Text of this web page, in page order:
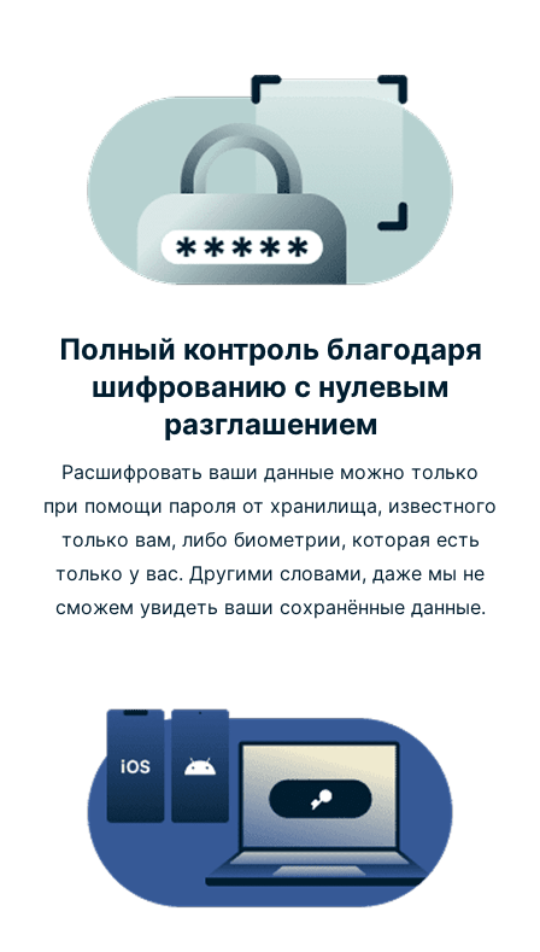
Полный контроль благодаря
шифрованию с нулевым
разглашением
Расшифровать ваши данные можно только
при помощи пароля от хранилища, известного
только вам, либо биометрии, которая есть
только у вас. Другими словами, даже мы не
сможем увидеть ваши сохранённые данные.